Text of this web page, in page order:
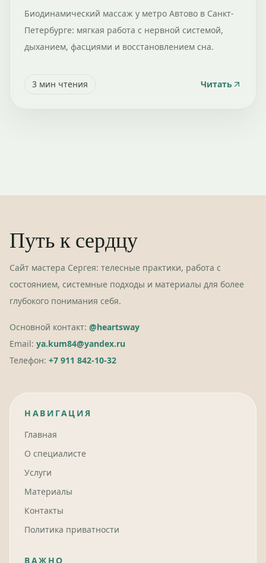
Биодинамический массаж у метро Автово в Санкт-
Петербурге: мягкая работа с нервной системой,
дыханием, фасциями и восстановлением сна.
3 мин чтения Читать
Путь к сердцу
Сайт мастера Сергея: телесные практики, работа с
состоянием, системные подходы и материалы для более
глубокого понимания себя.
Основной контакт: @heartsway
Email: ya.kum84@yandex.ru
Телефон: +7 911 842-10-32
НАВИГАЦИЯ
Главная
О специалисте
Услуги
Материалы
Контакты
Политика приватности
ВАЖНО